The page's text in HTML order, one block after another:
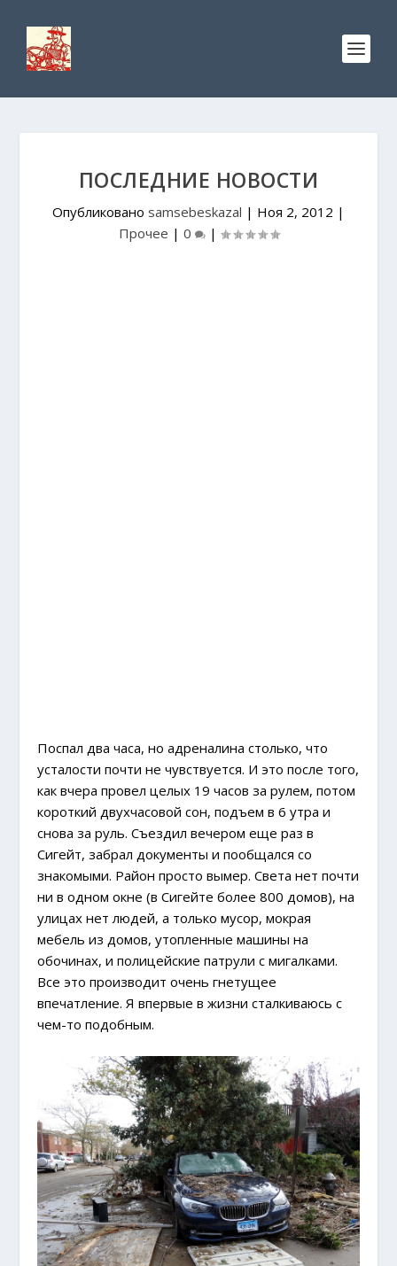
ПОСЛЕДНИЕ НОВОСТИ
Опубликовано samsebeskazal | Ноя 2, 2012 |
Прочее | 0 |
Поспал два часа, но адреналина столько, что
усталости почти не чувствуется. И это после того,
как вчера провел целых 19 часов за рулем, потом
короткий двухчасовой сон, подъем в 6 утра и
снова за руль. Съездил вечером еще раз в
Сигейт, забрал документы и пообщался со
знакомыми. Район просто вымер. Света нет почти
ни в одном окне (в Сигейте более 800 домов), на
улицах нет людей, а только мусор, мокрая
мебель из домов, утопленные машины на
обочинах, и полицейские патрули с мигалками.
Все это производит очень гнетущее
впечатление. Я впервые в жизни сталкиваюсь с
чем-то подобным.